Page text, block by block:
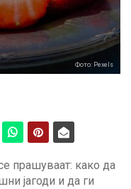
Фото: Pexels
прашуваат: како да
јагоди и да ги